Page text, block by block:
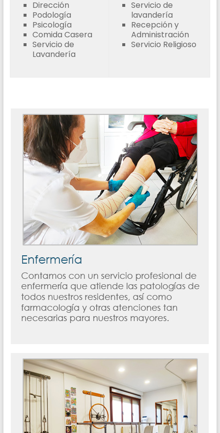
Dirección
Podología
Psicología
Comida Casera
Servicio de
Lavandería
Servicio de
lavandería
Recepción y
Administración
Servicio Religioso